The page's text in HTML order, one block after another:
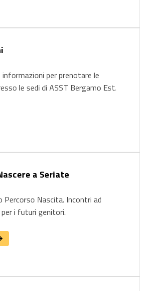
per prenotare le
le sedi di ASST Bergamo Est.
a Seriate
Percorso Nascita. Incontri ad
i futuri genitori.